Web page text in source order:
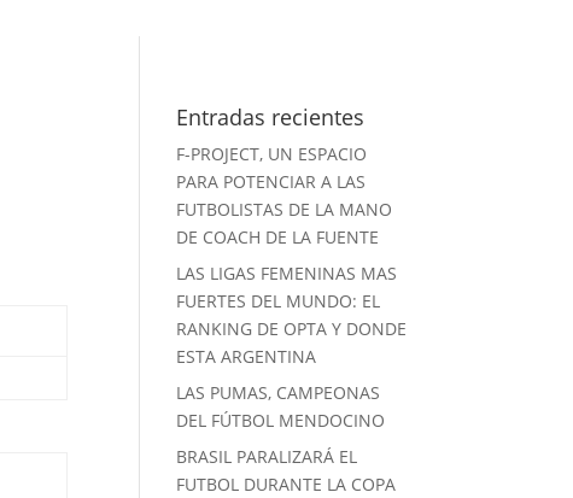
Entradas recientes
F-PROJECT, UN ESPACIO
PARA POTENCIAR A LAS
FUTBOLISTAS DE LA MANO
DE COACH DE LA FUENTE
LAS LIGAS FEMENINAS MAS
FUERTES DEL MUNDO: EL
RANKING DE OPTA Y DONDE
ESTA ARGENTINA
LAS PUMAS, CAMPEONAS
DEL FÚTBOL MENDOCINO
BRASIL PARALIZARÁ EL
FUTBOL DURANTE LA COPA